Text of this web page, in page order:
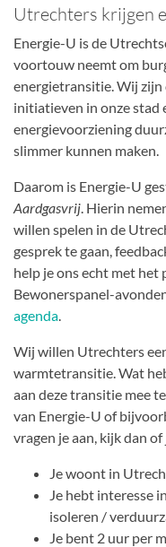
Utrechters krijgen
Energie-U is de
voortouw neemt om
energietransitie. Wij zijn
initiatieven in onze stad
energievoorziening
slimmer kunnen maken.
Daarom is Energie-U
Aardgasvrij. Hierin
willen spelen in de
gesprek te gaan,
help je ons echt met
Bewonerspanel-
agenda.
Wij willen Utrechters
warmtetransitie. Wat
aan deze transitie mee
van Energie-U of
vragen je aan, kijk dan
Je woont in
Je hebt interesse
isoleren /
Je bent 2 uur per